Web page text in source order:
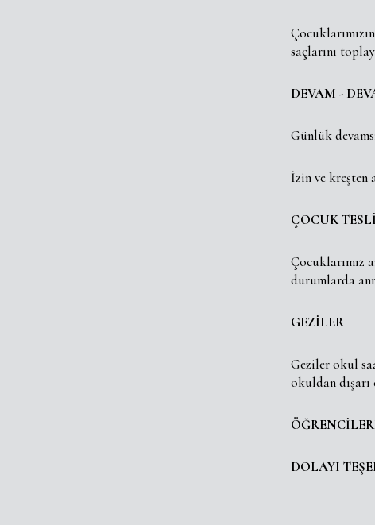
saçlarını
DEVAM -
Günlük
İzin ve kreşten
ÇOCUK
Çocuklarımız
durumlarda
GEZİLER
Geziler okul
okuldan dışarı
DOLAYI